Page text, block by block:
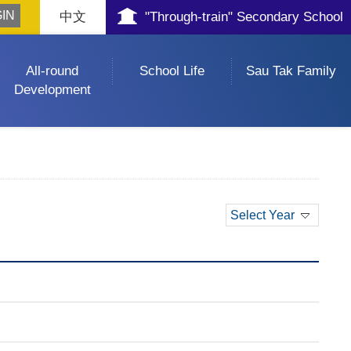
"Through-train" Secondary School
中文
All-round
Development
School Life Sau Tak Family
Select Year